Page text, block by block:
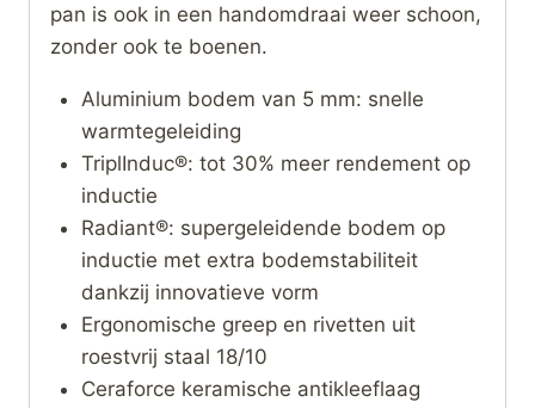
pan is ook in een handomdraai weer schoon,
zonder ook te boenen.
Aluminium bodem van 5 mm: snelle
warmtegeleiding
TriplInduc®: tot 30% meer rendement op
inductie
Radiant®: supergeleidende bodem op
inductie met extra bodemstabiliteit
dankzij innovatieve vorm
Ergonomische greep en rivetten uit
roestvrij staal 18/10
Ceraforce keramische antikleeflaag